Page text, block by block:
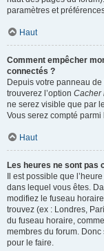
paramètres et
Haut
Comment empêcher
connectés ?
Depuis votre panneau
trouverez l’option Cacher
ne serez visible que par
Vous serez compté
Haut
Les heures ne sont pas
Il est possible que
dans lequel vous êtes.
modifiez le fuseau
trouvez (ex : Londres,
du fuseau horaire,
membres du forum. Donc
pour le faire.